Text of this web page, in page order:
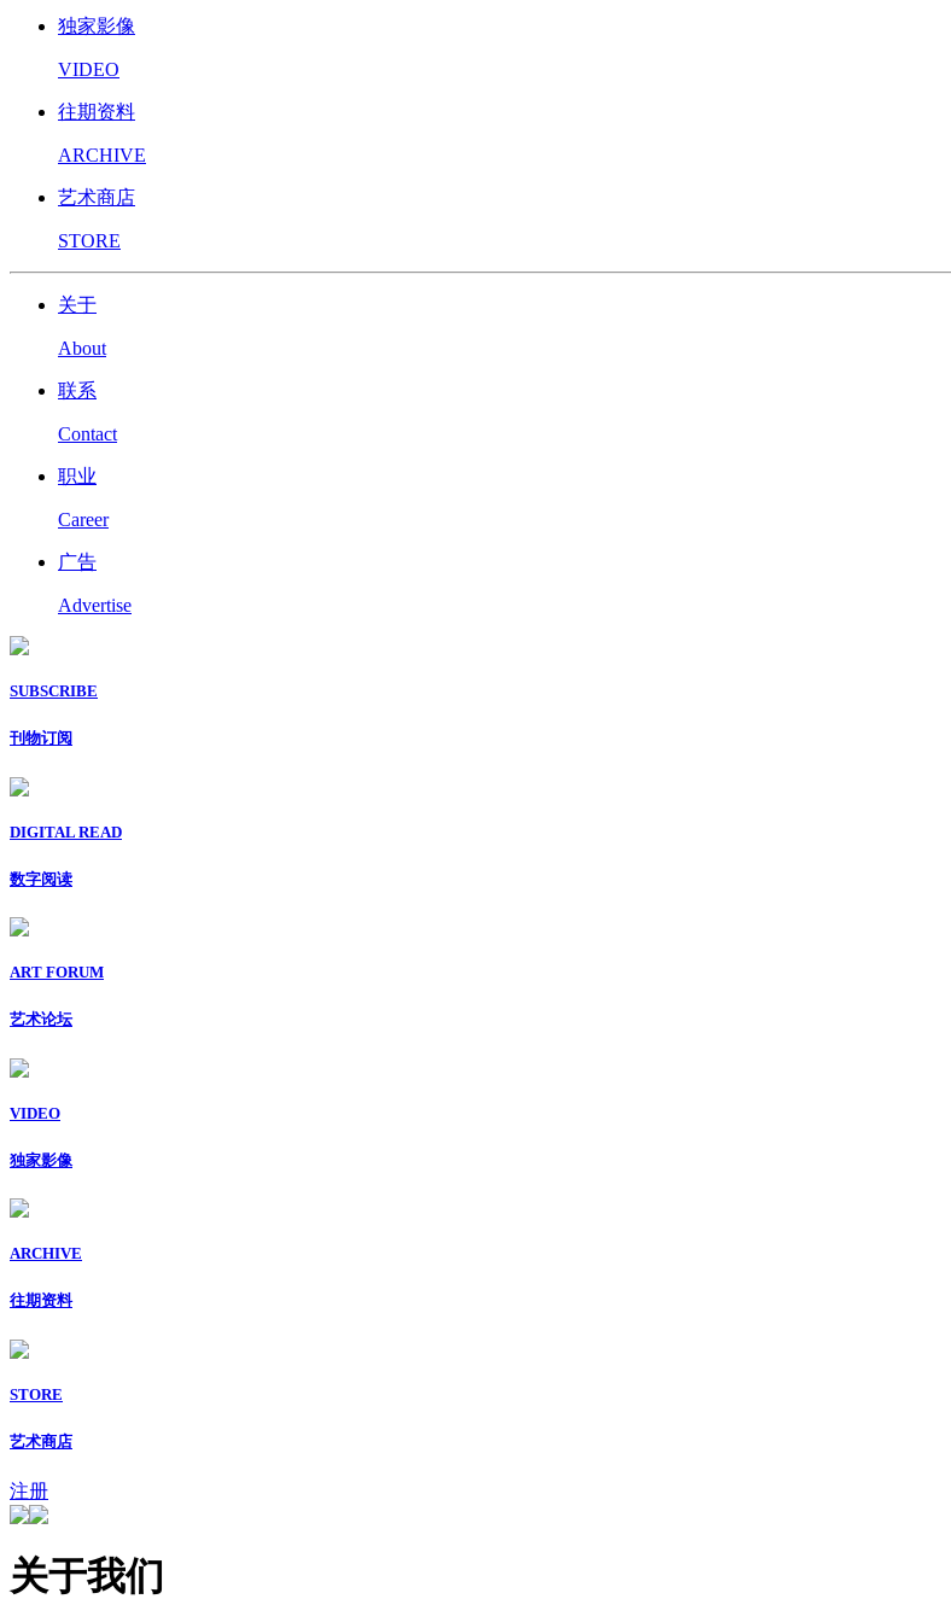
独家影像
VIDEO
往期资料
ARCHIVE
艺术商店
STORE
关于
About
联系
Contact
职业
Career
广告
Advertise
SUBSCRIBE
刊物订阅
DIGITAL READ
数字阅读
ART FORUM
艺术论坛
VIDEO
独家影像
ARCHIVE
往期资料
STORE
艺术商店
注册
关于我们